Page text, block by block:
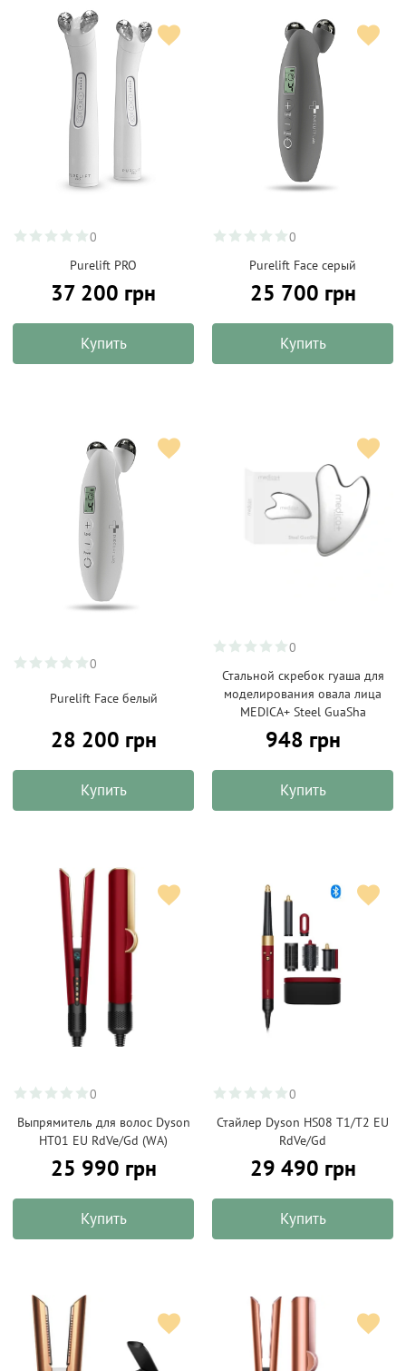
0
Purelift PRO
37 200 грн
Купить
0
Purelift Face серый
25 700 грн
Купить
0
Purelift Face белый
28 200 грн
Купить
0
Стальной скребок гуаша для
моделирования овала лица
MEDICA+ Steel GuaSha
948 грн
Купить
0
Выпрямитель для волос Dyson
HT01 EU RdVe/Gd (WA)
25 990 грн
Купить
0
Стайлер Dyson HS08 T1/T2 EU
RdVe/Gd
29 490 грн
Купить